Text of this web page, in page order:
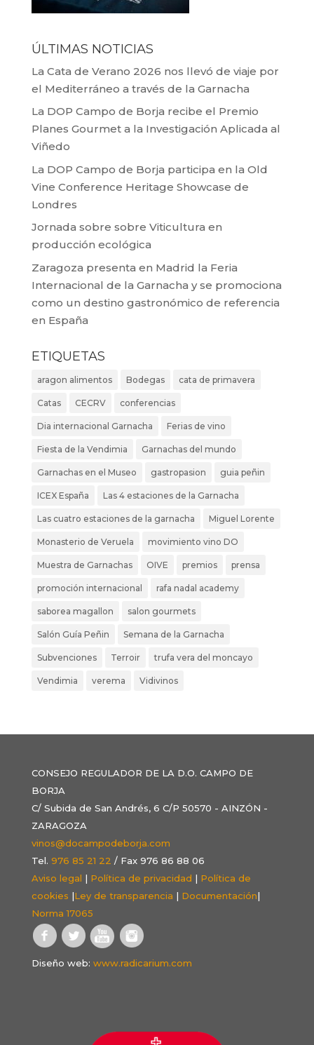
ÚLTIMAS NOTICIAS
La Cata de Verano 2026 nos llevó de viaje por
el Mediterráneo a través de la Garnacha
La DOP Campo de Borja recibe el Premio
Planes Gourmet a la Investigación Aplicada al
Viñedo
La DOP Campo de Borja participa en la Old
Vine Conference Heritage Showcase de
Londres
Jornada sobre sobre Viticultura en
producción ecológica
Zaragoza presenta en Madrid la Feria
Internacional de la Garnacha y se promociona
como un destino gastronómico de referencia
en España
ETIQUETAS
aragon alimentos Bodegas cata de primavera
Catas CECRV conferencias
Dia internacional Garnacha Ferias de vino
Fiesta de la Vendimia Garnachas del mundo
Garnachas en el Museo gastropasion guia peñin
ICEX España Las 4 estaciones de la Garnacha
Las cuatro estaciones de la garnacha Miguel Lorente
Monasterio de Veruela movimiento vino DO
Muestra de Garnachas OIVE premios prensa
promoción internacional rafa nadal academy
saborea magallon salon gourmets
Salón Guía Peñin Semana de la Garnacha
Subvenciones Terroir trufa vera del moncayo
Vendimia verema Vidivinos
CONSEJO REGULADOR DE LA D.O. CAMPO DE
BORJA
C/ Subida de San Andrés, 6 C/P 50570 - AINZÓN -
ZARAGOZA
vinos@docampodeborja.com
Tel. 976 85 21 22 / Fax 976 86 88 06
Aviso legal | Política de privacidad | Política de
cookies |Ley de transparencia | Documentación|
Norma 17065
Diseño web: www.radicarium.com